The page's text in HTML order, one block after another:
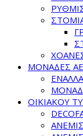
ΜΟΝΑΔΕΣ
ΟΙΚΙΑΚΟΥ